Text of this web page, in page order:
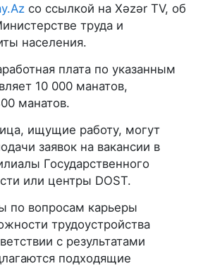
со ссылкой на Xəzər TV, об
труда и
населения.
плата по указанным
10 000 манатов,
манатов.
ищущие работу, могут
заявок на вакансии в
Государственного
или центры DOST.
по вопросам карьеры
трудоустройства
с результатами
подходящие